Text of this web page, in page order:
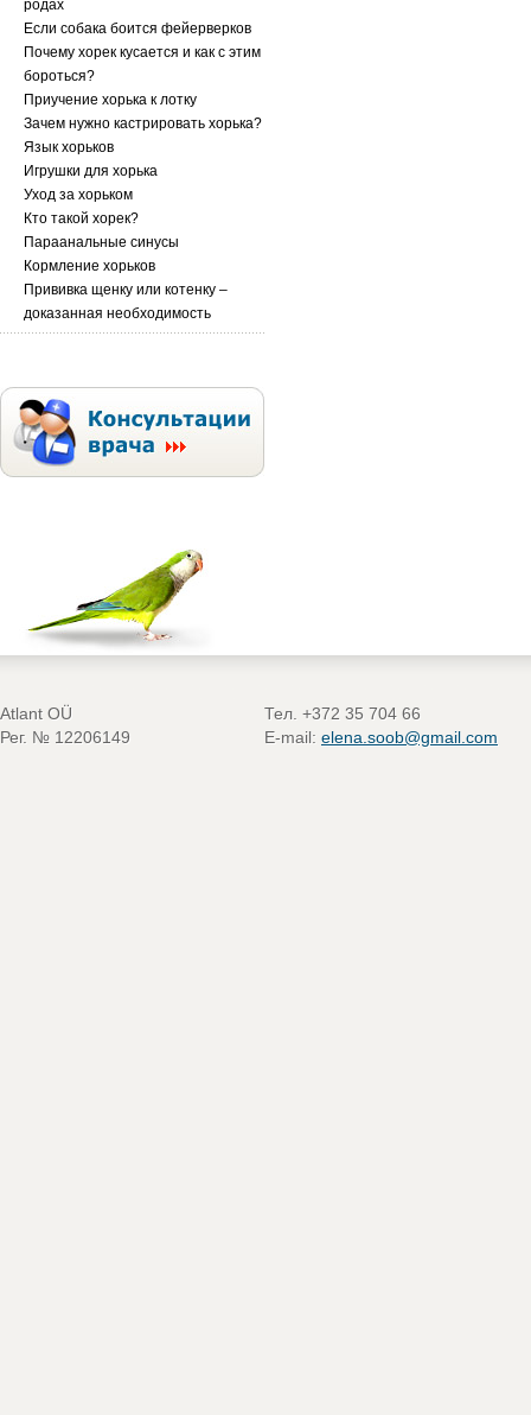
родах
Если собака боится фейерверков
Почему хорек кусается и как с этим
бороться?
Приучение хорька к лотку
Зачем нужно кастрировать хорька?
Язык хорьков
Игрушки для хорька
Уход за хорьком
Кто такой хорек?
Параанальные синусы
Кормление хорьков
Прививка щенку или котенку –
доказанная необходимость
Atlant OÜ
Рег. № 12206149
Тел. +372 35 704 66
E-mail: elena.soob@gmail.com